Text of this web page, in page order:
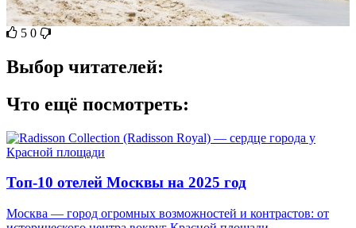
5 0
Выбор читателей:
Что ещё посмотреть:
Топ-10 отелей Москвы на 2025 год
Москва — город огромных возможностей и контрастов: от